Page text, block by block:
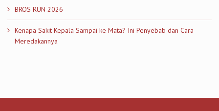
BROS RUN 2026
Kenapa Sakit Kepala Sampai ke Mata? Ini Penyebab dan Cara
Meredakannya